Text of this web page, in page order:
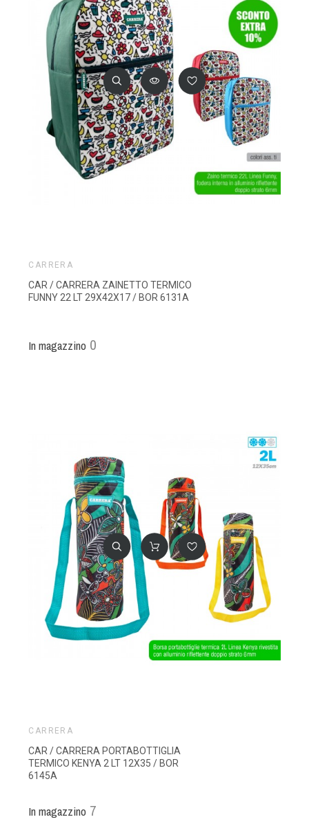
CARRERA
CAR / CARRERA ZAINETTO TERMICO
FUNNY 22 LT 29X42X17 / BOR 6131A
In magazzino 0
CARRERA
CAR / CARRERA PORTABOTTIGLIA
TERMICO KENYA 2 LT 12X35 / BOR
6145A
In magazzino 7